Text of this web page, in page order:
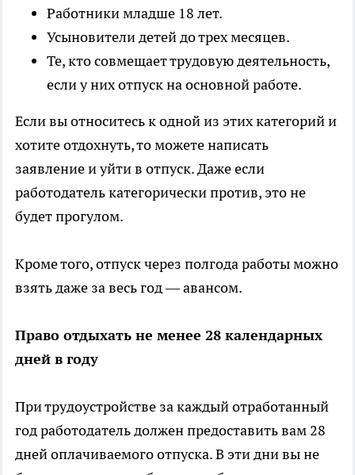
Работники младше 18 лет.
Усыновители детей до трех месяцев.
Те, кто совмещает трудовую деятельность,
если у них отпуск на основной работе.
Если вы относитесь к одной из этих категорий и
хотите отдохнуть, то можете написать
заявление и уйти в отпуск. Даже если
работодатель категорически против, это не
будет прогулом.
Кроме того, отпуск через полгода работы можно
взять даже за весь год — авансом.
Право отдыхать не менее 28 календарных
дней в году
При трудоустройстве за каждый отработанный
год работодатель должен предоставить вам 28
дней оплачиваемого отпуска. В эти дни вы не